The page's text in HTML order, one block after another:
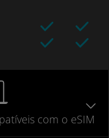
com o eSIM